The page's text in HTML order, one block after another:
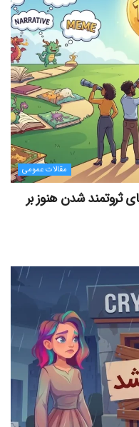
مقالات عمومی
رویای ثروتمند شدن هنوز بر